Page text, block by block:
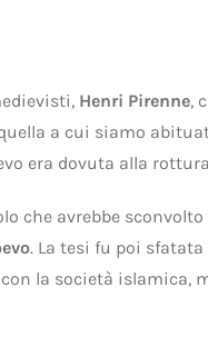
Henri Pirenne,
a cui siamo
era dovuta alla
che avrebbe
. La tesi fu poi
la società